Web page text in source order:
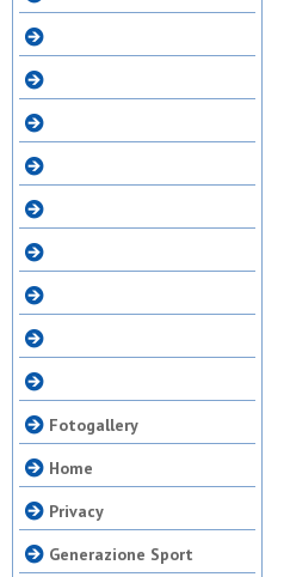
Fotogallery
Home
Privacy
Generazione Sport